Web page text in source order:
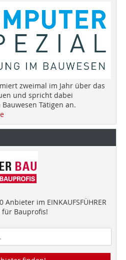
zweimal im Jahr über das
und spricht dabei
Tätigen an.
im EINKAUFSFÜHRER
für Bauprofis!